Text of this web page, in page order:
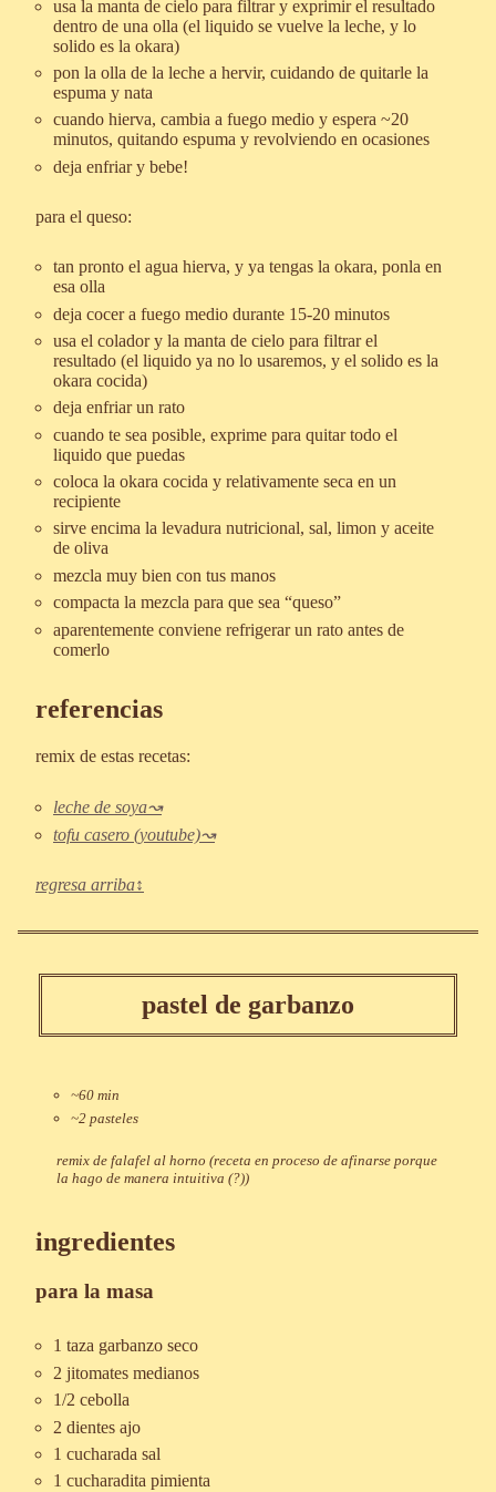
usa la manta de cielo para filtrar y exprimir el resultado
dentro de una olla (el liquido se vuelve la leche, y lo
solido es la okara)
pon la olla de la leche a hervir, cuidando de quitarle la
espuma y nata
cuando hierva, cambia a fuego medio y espera ~20
minutos, quitando espuma y revolviendo en ocasiones
deja enfriar y bebe!
para el queso:
tan pronto el agua hierva, y ya tengas la okara, ponla en
esa olla
deja cocer a fuego medio durante 15-20 minutos
usa el colador y la manta de cielo para filtrar el
resultado (el liquido ya no lo usaremos, y el solido es la
okara cocida)
deja enfriar un rato
cuando te sea posible, exprime para quitar todo el
liquido que puedas
coloca la okara cocida y relativamente seca en un
recipiente
sirve encima la levadura nutricional, sal, limon y aceite
de oliva
mezcla muy bien con tus manos
compacta la mezcla para que sea “queso”
aparentemente conviene refrigerar un rato antes de
comerlo
referencias
remix de estas recetas:
leche de soya
tofu casero (youtube)
regresa arriba
pastel de garbanzo
~60 min
~2 pasteles
remix de falafel al horno (receta en proceso de afinarse porque
la hago de manera intuitiva (?))
ingredientes
para la masa
1 taza garbanzo seco
2 jitomates medianos
1/2 cebolla
2 dientes ajo
1 cucharada sal
1 cucharadita pimienta